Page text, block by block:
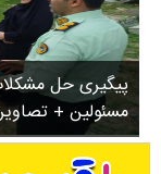
پیگیری حل
مسئولین + تصاویر
س
ت
ش
د
.